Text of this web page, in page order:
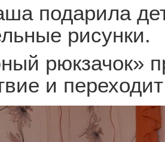
подарила
рисунки.
рюкзачок»
и